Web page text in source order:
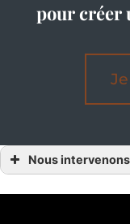
pour créer
Nous